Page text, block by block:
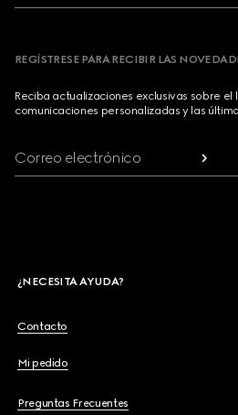
REGÍSTRESE PARA RECIBIR LAS
Reciba actualizaciones exclusivas sobre
comunicaciones personalizadas y las
Correo electrónico
¿NECESITA AYUDA?
Contacto
Mi pedido
Preguntas Frecuentes